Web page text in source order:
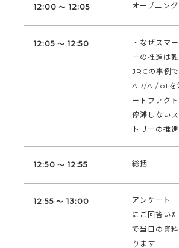
12:00 ～ 12:05 オープニング
12:05 ～ 12:50
・なぜスマ
ーの推進は
JRCの事例で
AR/AI/IoTを
ートファク
停滞しない
トリーの推
12:50 ～ 12:55 総括
12:55 ～ 13:00
アンケート
にご回答い
で当日の資
ります